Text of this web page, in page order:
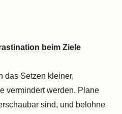
beim Ziele
das Setzen kleiner,
vermindert werden. Plane
sind, und belohne